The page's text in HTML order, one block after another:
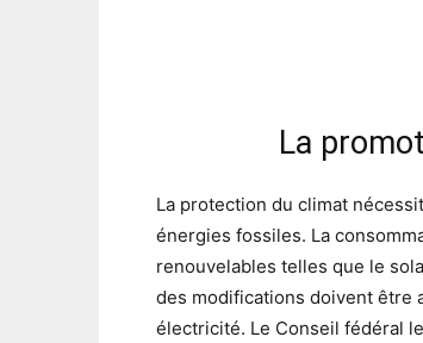
La
La protection du climat
énergies fossiles. La
renouvelables telles que le
des modifications doivent être
électricité. Le Conseil fédéral